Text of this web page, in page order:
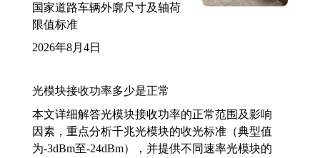
国家道路车辆外廓尺寸及轴荷
限值标准
2026年8月4日
光模块接收功率多少是正常
本文详细解答光模块接收功率的正常范围及影响
因素，重点分析千兆光模块的收光标准（典型值
为-3dBm至-24dBm），并提供不同速率光模块的